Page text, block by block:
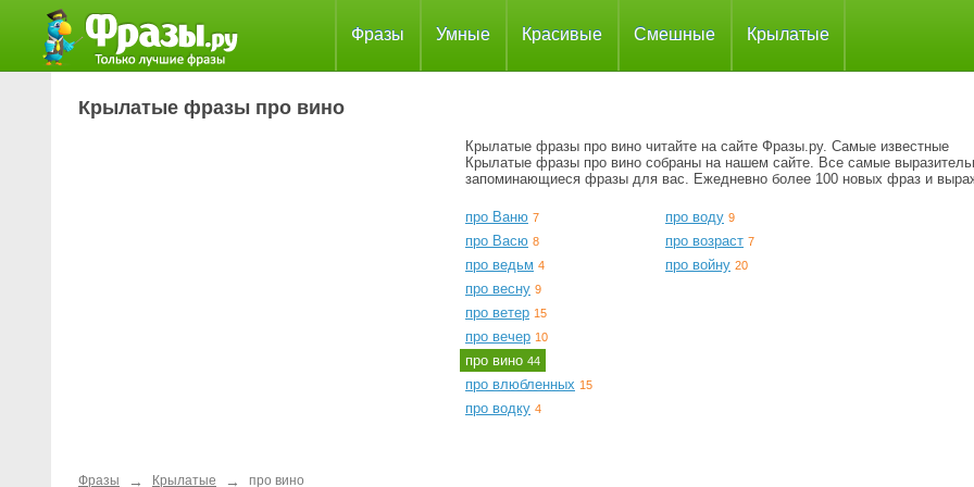
Фразы Умные Красивые Смешные Крылатые
Крылатые фразы про вино
Крылатые фразы про вино читайте на сайте Фразы.ру. Самые известные
Крылатые фразы про вино собраны на нашем сайте. Все самые
запоминающиеся фразы для вас. Ежедневно более 100 новых фраз и
про Ваню 7
про Васю 8
про ведьм 4
про весну 9
про ветер 15
про вечер 10
про вино 44
про влюбленных 15
про водку 4
про воду 9
про возраст 7
про войну 20
Фразы → Крылатые → про вино